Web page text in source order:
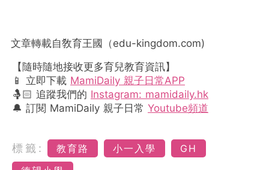
文章轉載自敎育王國（edu-kingdom.com)
【隨時隨地接收更多育兒教育資訊】
📱 立即下載 MamiDaily 親子日常APP
🤱🏻 追蹤我們的 Instagram: mamidaily.hk
🔔 訂閱 MamiDaily 親子日常 Youtube頻道
標籤: 教育路 小一入學
GH